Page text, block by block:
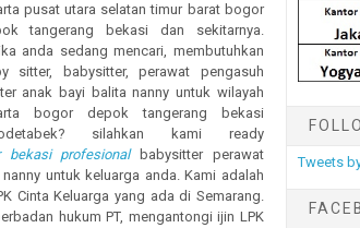
pusat utara selatan timur barat bogor
tangerang bekasi dan sekitarnya.
anda sedang mencari, membutuhkan
sitter, babysitter, perawat pengasuh
anak bayi balita nanny untuk wilayah
bogor depok tangerang bekasi
silahkan kami ready
bekasi profesionalbabysitter perawat
untuk keluarga anda. Kami adalah
Cinta Keluarga yang ada di Semarang.
hukum PT, mengantongi ijin LPK
Tweets